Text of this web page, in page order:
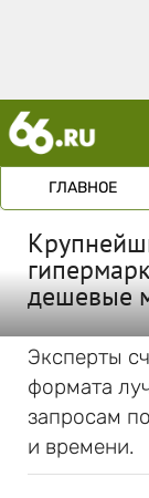
ГЛАВНОЕ
дешевые
Эксперты
формата
запросам
и времени.